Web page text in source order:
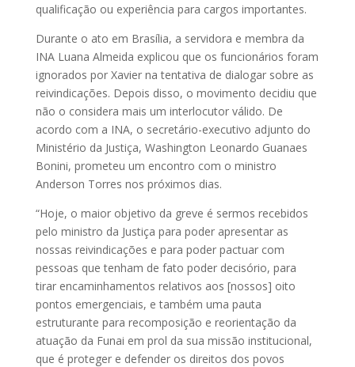
qualificação ou experiência para cargos importantes.
Durante o ato em Brasília, a servidora e membra da
INA Luana Almeida explicou que os funcionários foram
ignorados por Xavier na tentativa de dialogar sobre as
reivindicações. Depois disso, o movimento decidiu que
não o considera mais um interlocutor válido. De
acordo com a INA, o secretário-executivo adjunto do
Ministério da Justiça, Washington Leonardo Guanaes
Bonini, prometeu um encontro com o ministro
Anderson Torres nos próximos dias.
“Hoje, o maior objetivo da greve é sermos recebidos
pelo ministro da Justiça para poder apresentar as
nossas reivindicações e para poder pactuar com
pessoas que tenham de fato poder decisório, para
tirar encaminhamentos relativos aos [nossos] oito
pontos emergenciais, e também uma pauta
estruturante para recomposição e reorientação da
atuação da Funai em prol da sua missão institucional,
que é proteger e defender os direitos dos povos